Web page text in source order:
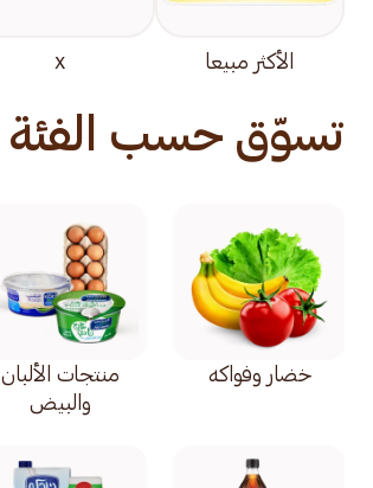
الأكثر مبيعا x
تسوّق حسب الفئة
خضار وفواكه
منتجات الألبان
والبيض